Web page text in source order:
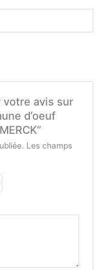
votre avis sur
d’oeuf
Les champs